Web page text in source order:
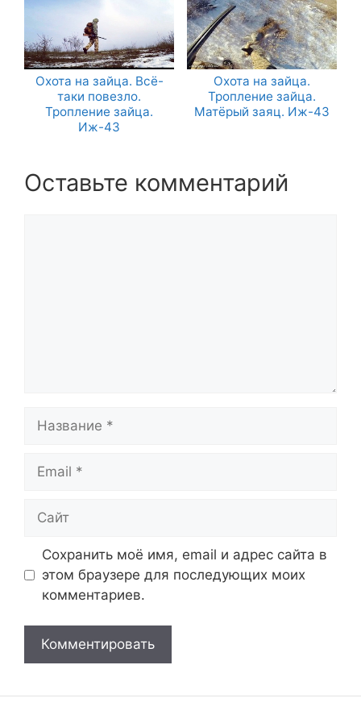
Охота на зайца. Всё-
таки повезло.
Тропление зайца.
Иж-43
Охота на зайца.
Тропление зайца.
Матёрый заяц. Иж-43
Оставьте комментарий
Сохранить моё имя, email и адрес сайта в
этом браузере для последующих моих
комментариев.